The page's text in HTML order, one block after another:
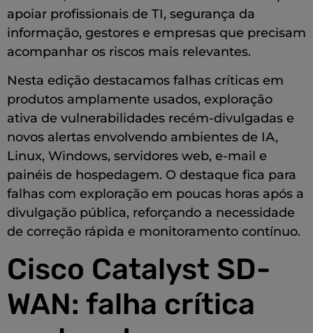
apoiar profissionais de TI, segurança da
informação, gestores e empresas que precisam
acompanhar os riscos mais relevantes.
Nesta edição destacamos falhas críticas em
produtos amplamente usados, exploração
ativa de vulnerabilidades recém-divulgadas e
novos alertas envolvendo ambientes de IA,
Linux, Windows, servidores web, e-mail e
painéis de hospedagem. O destaque fica para
falhas com exploração em poucas horas após a
divulgação pública, reforçando a necessidade
de correção rápida e monitoramento contínuo.
Cisco Catalyst SD-
WAN: falha crítica